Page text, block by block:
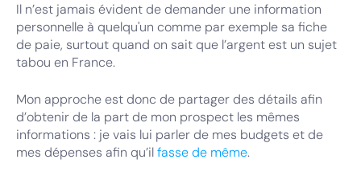
Il n’est jamais évident de demander une information
personnelle à quelqu'un comme par exemple sa fiche
de paie, surtout quand on sait que l’argent est un sujet
tabou en France.
Mon approche est donc de partager des détails afin
d’obtenir de la part de mon prospect les mêmes
informations : je vais lui parler de mes budgets et de
mes dépenses afin qu’ilfasse de même.